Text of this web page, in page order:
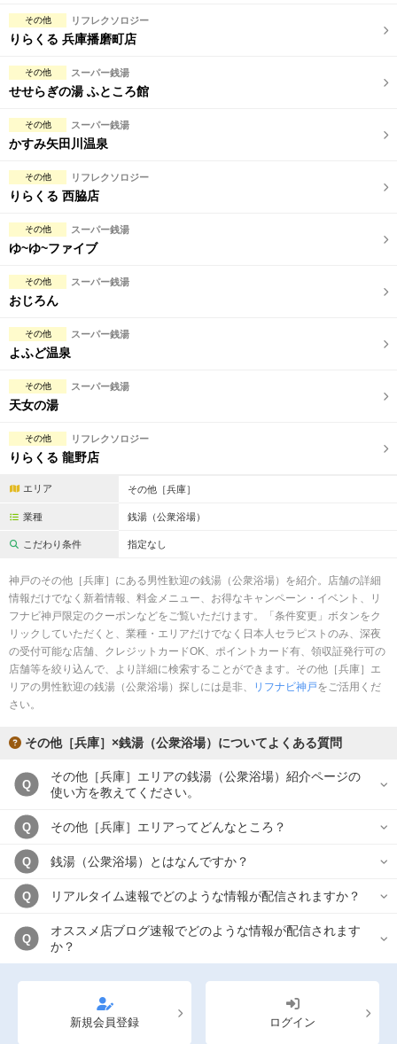
その他 リフレクソロジー
りらくる 兵庫播磨町店
その他 スーパー銭湯
せせらぎの湯 ふところ館
その他 スーパー銭湯
かすみ矢田川温泉
その他 リフレクソロジー
りらくる 西脇店
その他 スーパー銭湯
ゆ~ゆ~ファイブ
その他 スーパー銭湯
おじろん
その他 スーパー銭湯
よふど温泉
その他 スーパー銭湯
天女の湯
その他 リフレクソロジー
りらくる 龍野店
エリア その他［兵庫］
業種 銭湯（公衆浴場）
こだわり条件 指定なし
神戸のその他［兵庫］にある男性歓迎の銭湯（公衆浴場）を紹介。店舗の詳細
情報だけでなく新着情報、料金メニュー、お得なキャンペーン・イベント、リ
フナビ神戸限定のクーポンなどをご覧いただけます。「条件変更」ボタンをク
リックしていただくと、業種・エリアだけでなく日本人セラピストのみ、深夜
の受付可能な店舗、クレジットカードOK、ポイントカード有、領収証発行可の
店舗等を絞り込んで、より詳細に検索することができます。その他［兵庫］エ
リアの男性歓迎の銭湯（公衆浴場）探しには是非、
リフナビ神戸をご活用くだ
さい。
その他［兵庫］×銭湯（公衆浴場）についてよくある質問
Q
その他［兵庫］エリアの銭湯（公衆浴場）紹介ページの
使い方を教えてください。
Q その他［兵庫］エリアってどんなところ？
Q 銭湯（公衆浴場）とはなんですか？
Q リアルタイム速報でどのような情報が配信されますか？
Q
オススメ店ブログ速報でどのような情報が配信されます
か？
新規会員登録 ログイン